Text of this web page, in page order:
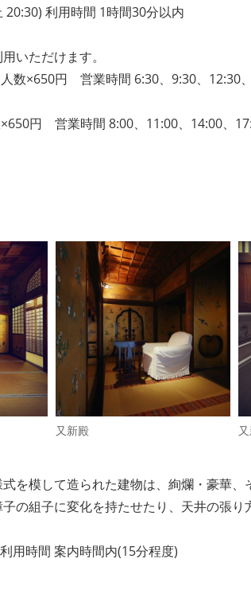
利用時間 1時間30分以内
いただけます。
数×650円 営業時間 6:30、9:30、12:30
円 営業時間 8:00、11:00、14:00、
又新殿
を模して造られた建物は、絢爛・豪華、
の組子に変化を持たせたり、天井の張り
時間 案内時間内(15分程度)